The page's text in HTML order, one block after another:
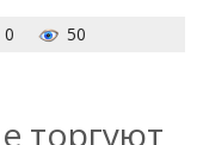
0
50
торгуют